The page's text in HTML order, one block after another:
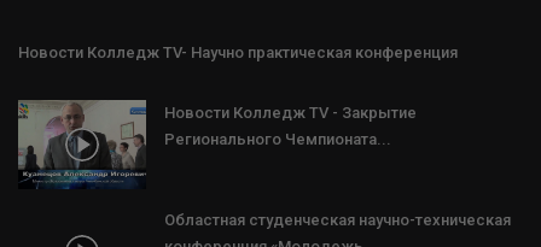
Новости Колледж TV- Научно практическая конференция
Новости Колледж TV - Закрытие
Регионального Чемпионата...
Областная студенческая научно-техническая